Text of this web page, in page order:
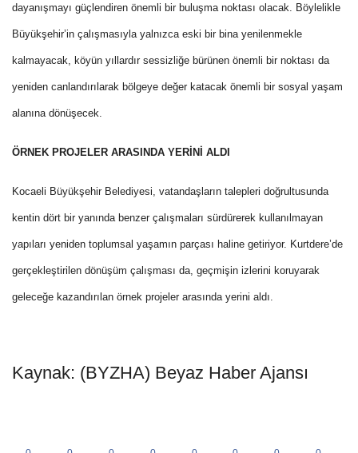
dayanışmayı güçlendiren önemli bir buluşma noktası olacak. Böylelikle
Büyükşehir’in çalışmasıyla yalnızca eski bir bina yenilenmekle
kalmayacak, köyün yıllardır sessizliğe bürünen önemli bir noktası da
yeniden canlandırılarak bölgeye değer katacak önemli bir sosyal yaşam
alanına dönüşecek.
ÖRNEK PROJELER ARASINDA YERİNİ ALDI
Kocaeli Büyükşehir Belediyesi, vatandaşların talepleri doğrultusunda
kentin dört bir yanında benzer çalışmaları sürdürerek kullanılmayan
yapıları yeniden toplumsal yaşamın parçası haline getiriyor. Kurtdere’de
gerçekleştirilen dönüşüm çalışması da, geçmişin izlerini koruyarak
geleceğe kazandırılan örnek projeler arasında yerini aldı.
Kaynak: (BYZHA) Beyaz Haber Ajansı